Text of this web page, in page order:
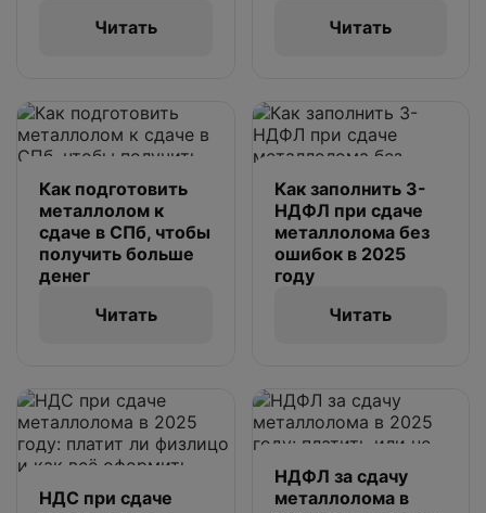
Читать
Читать
Как подготовить
металлолом к
сдаче в СПб, чтобы
получить больше
денег
Читать
Как заполнить 3-
НДФЛ при сдаче
металлолома без
ошибок в 2025
году
Читать
НДС при сдаче
НДФЛ за сдачу
металлолома в